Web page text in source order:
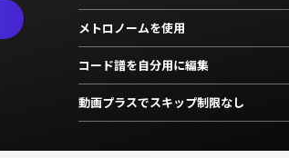
メトロノームを使用
コード譜を自分用に編集
動画プラスでスキップ制限なし